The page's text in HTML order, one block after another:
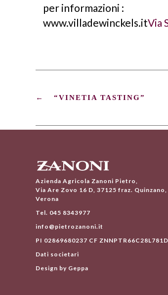
per informazioni :
www.villadewinckels.itVia
← “VINETIA TASTING”
Azienda Agricola Zanoni Pietro,
Via Are Zovo 16 D, 37125 fraz. Quinzano,
Verona
Tel. 045 8343977
info@pietrozanoni.it
PI 02869680237 CF ZNNPTR66C28L781D
Dati societari
Design by Geppa